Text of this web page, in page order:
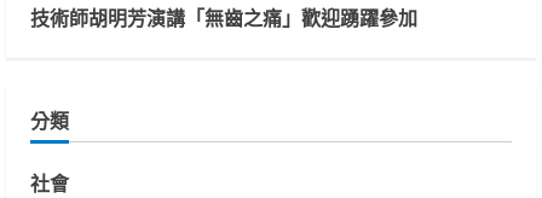
技術師胡明芳演講「無齒之痛」歡迎踴躍參加
分類
社會